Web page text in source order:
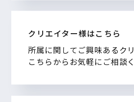
クリエイター様はこちら
所属に関してご興味あるク
こちらからお気軽にご相談